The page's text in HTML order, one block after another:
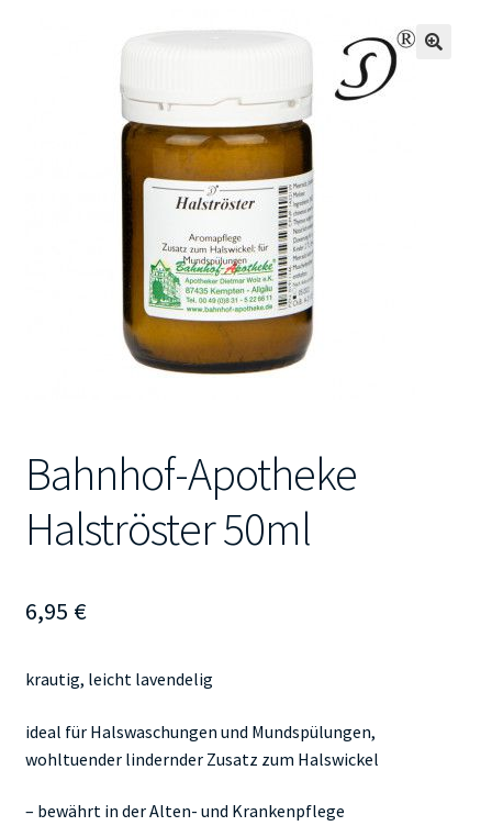
Bahnhof-Apotheke
Halströster 50ml
6,95 €
krautig, leicht lavendelig
ideal für Halswaschungen und Mundspülungen,
wohltuender lindernder Zusatz zum Halswickel
– bewährt in der Alten- und Krankenpflege